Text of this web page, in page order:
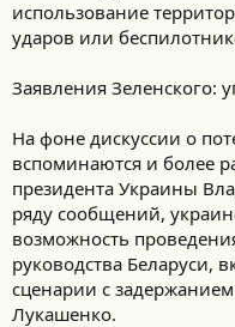
использование
ударов или
Заявления Зеленского:
На фоне дискуссии о
вспоминаются и более
президента Украины
ряду сообщений,
возможность
руководства Беларуси,
сценарии с
Лукашенко.